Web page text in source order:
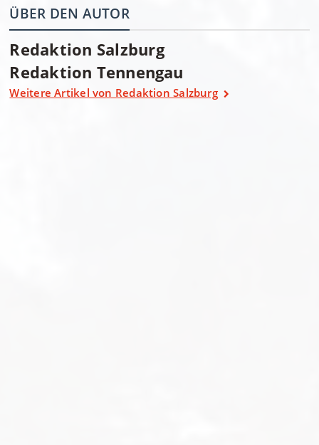
ÜBER DEN AUTOR
Redaktion Salzburg
Redaktion Tennengau
Weitere Artikel von Redaktion Salzburg